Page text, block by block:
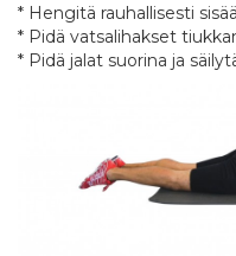
* Hengitä rauhallisesti
* Pidä vatsalihakset
* Pidä jalat suorina ja